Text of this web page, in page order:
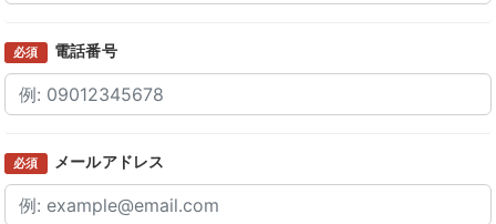
必須 電話番号
必須 メールアドレス